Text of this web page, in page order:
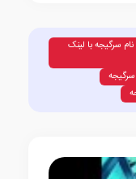
سرگیجه با لینک